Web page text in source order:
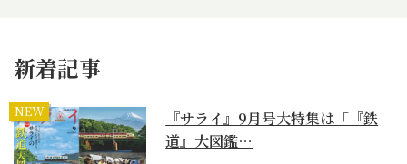
新着記事
NEW
『サライ』9月号大特集は「『鉄
道』大図鑑…